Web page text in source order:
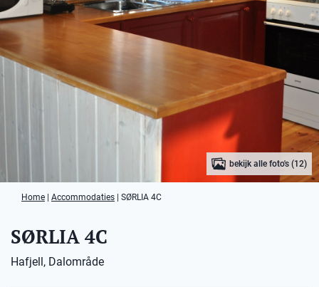
bekijk alle foto's (12)
Home Accommodaties SØRLIA 4C
SØRLIA 4C
Hafjell, Dalområde